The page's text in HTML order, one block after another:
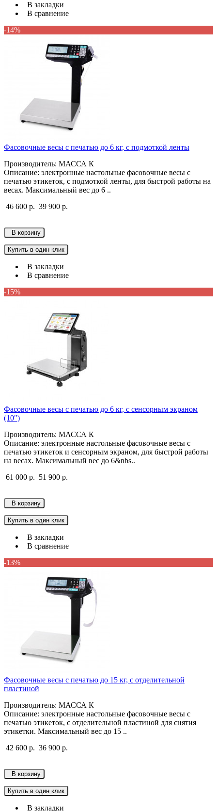
В закладки
В сравнение
-14%
Фасовочные весы с печатью до 6 кг, с подмоткой ленты
Производитель: МАССА К
Описание: электронные настольные фасовочные весы с
печатью этикеток, с подмоткой ленты, для быстрой работы на
весах. Максимальный вес до 6 ..
46 600 р. 39 900 р.
В корзину
Купить в один клик
В закладки
В сравнение
-15%
Фасовочные весы с печатью до 6 кг, с сенсорным экраном
(10")
Производитель: МАССА К
Описание: электронные настольные фасовочные весы с
печатью этикеток и сенсорным экраном, для быстрой работы
на весах. Максимальный вес до 6&nbs..
61 000 р. 51 900 р.
В корзину
Купить в один клик
В закладки
В сравнение
-13%
Фасовочные весы с печатью до 15 кг, с отделительной
пластиной
Производитель: МАССА К
Описание: электронные настольные фасовочные весы с
печатью этикеток, с отделительной пластиной для снятия
этикетки. Максимальный вес до 15 ..
42 600 р. 36 900 р.
В корзину
Купить в один клик
В закладки